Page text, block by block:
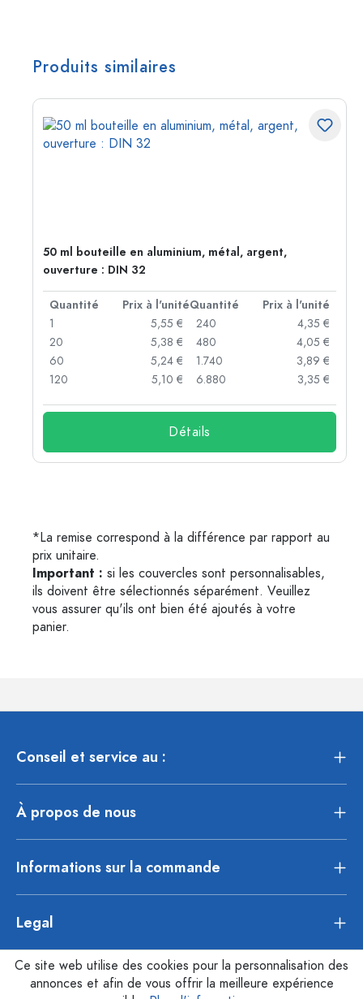
Produits similaires
50 ml bouteille en aluminium, métal, argent,
ouverture : DIN 32
Quantité Prix à l'unitéQuantité
Prix à l'unité
1
5,55 €
20
5,38 €
60
5,24 €
120
5,10 €
240
4,35 €
480
4,05 €
1.740
3,89 €
6.880
3,35 €
Détails
*La remise correspond à la différence par rapport au
prix unitaire.
Important : si les couvercles sont personnalisables,
ils doivent être sélectionnés séparément. Veuillez
vous assurer qu'ils ont bien été ajoutés à votre
panier.
Conseil et service au :
À propos de nous
Informations sur la commande
Legal
Ce site web utilise des cookies pour la personnalisation des
annonces et afin de vous offrir la meilleure expérience